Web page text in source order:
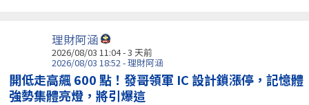
理財阿涵
2026/08/03 11:04 - 3 天前
2026/08/03 18:52 - 理財阿涵
開低走高飆 600 點！發哥領軍 IC 設計鎖漲停，記憶體
強勢集體亮燈，將引爆這